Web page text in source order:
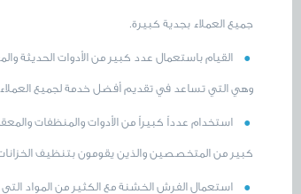
جميع العملاء بجدية كبيرة.
القيام باستعمال عدد كبير من الأدوات الحديثة
وهي التي تساعد في تقديم أفضل خدمة لجميع
استخدام عدداً كبيراً من الأدوات والمنظفات
كبير من المتخصصين والذين يقومون بتنظيف
استعمال الفرش الخشنة مع الكثير من المواد